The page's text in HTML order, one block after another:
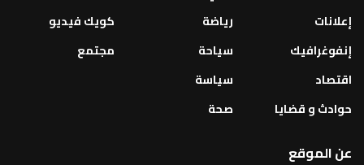
إعلانات
إنفوغرافيك
اقتصاد
حوادث و قضايا
رياضة
سياحة
سياسة
صحة
كويك فيديو
مجتمع
عن الموقع